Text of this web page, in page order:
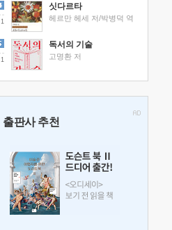
1
싯다르타
헤르만 헤세 저/박병덕 역
1
독서의 기술
고명환 저
출판사 추천